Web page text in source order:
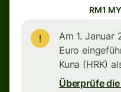
RM1
Am 1. Januar
Euro
Kuna (HRK)
Überprüfe